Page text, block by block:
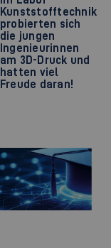
Kunststofftechnik
probierten sich
die jungen
Ingenieurinnen
am 3D-Druck und
hatten viel
Freude daran!